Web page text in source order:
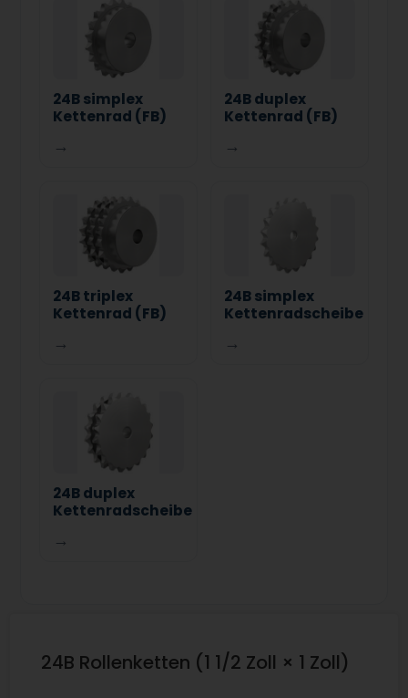
24B simplex
Kettenrad (FB)
→
24B duplex
Kettenrad (FB)
→
24B triplex
Kettenrad (FB)
→
24B simplex
Kettenradscheibe
→
24B duplex
Kettenradscheibe
→
24B Rollenketten (1 1/2 Zoll × 1 Zoll)